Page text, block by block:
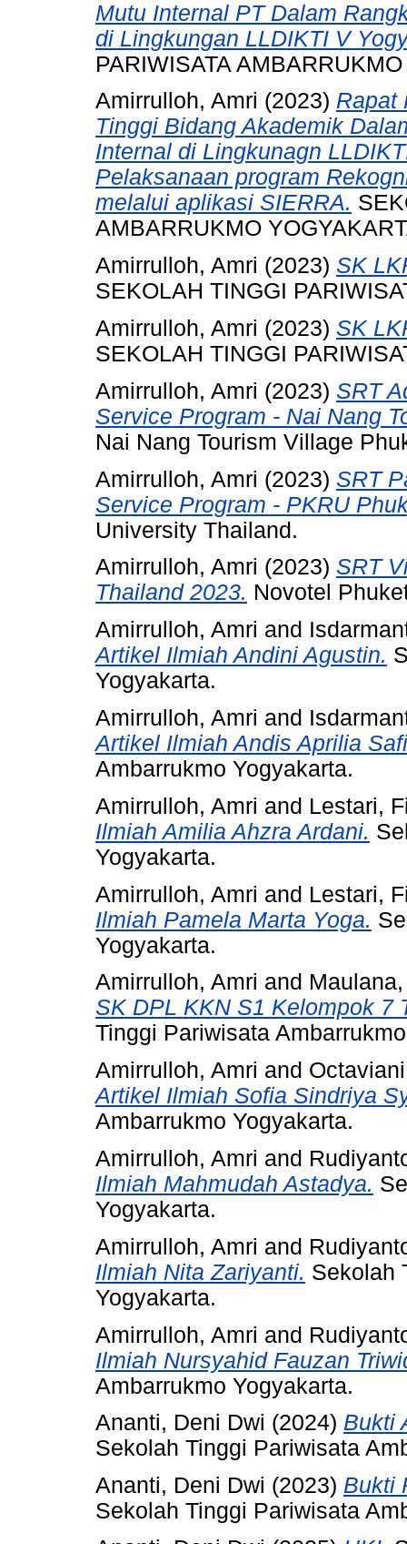
Mutu Internal PT Dalam
di Lingkungan LLDIKTI V
PARIWISATA
Amirrulloh, Amri (2023) Rapat
Tinggi Bidang Akademik
Internal di Lingkunagn
Pelaksanaan program
melalui aplikasi SIERRA.
AMBARRUKMO
Amirrulloh, Amri (2023) SK
SEKOLAH TINGGI
Amirrulloh, Amri (2023) SK
SEKOLAH TINGGI
Amirrulloh, Amri (2023) SRT
Service Program - Nai Nang
Nai Nang Tourism Village
Amirrulloh, Amri (2023) SRT
Service Program - PKRU
University Thailand.
Amirrulloh, Amri (2023) SRT
Thailand 2023. Novotel
Amirrulloh, Amri and
Artikel Ilmiah Andini Agustin.
Yogyakarta.
Amirrulloh, Amri and
Artikel Ilmiah Andis Aprilia
Ambarrukmo Yogyakarta.
Amirrulloh, Amri and Lestari,
Ilmiah Amilia Ahzra Ardani.
Yogyakarta.
Amirrulloh, Amri and Lestari,
Ilmiah Pamela Marta Yoga.
Yogyakarta.
Amirrulloh, Amri and
SK DPL KKN S1 Kelompok 7
Tinggi Pariwisata
Amirrulloh, Amri and
Artikel Ilmiah Sofia Sindriya
Ambarrukmo Yogyakarta.
Amirrulloh, Amri and
Ilmiah Mahmudah Astadya.
Yogyakarta.
Amirrulloh, Amri and
Ilmiah Nita Zariyanti. Sekolah
Yogyakarta.
Amirrulloh, Amri and
Ilmiah Nursyahid Fauzan
Ambarrukmo Yogyakarta.
Ananti, Deni Dwi (2024) Bukti
Sekolah Tinggi Pariwisata
Ananti, Deni Dwi (2023) Bukti
Sekolah Tinggi Pariwisata